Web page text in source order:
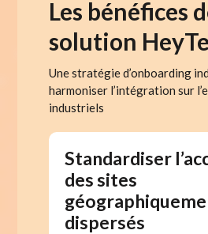
Les bénéfices
solution
Une stratégie d’onboarding
harmoniser l’intégration sur
industriels
Standardiser
des sites
dispersés